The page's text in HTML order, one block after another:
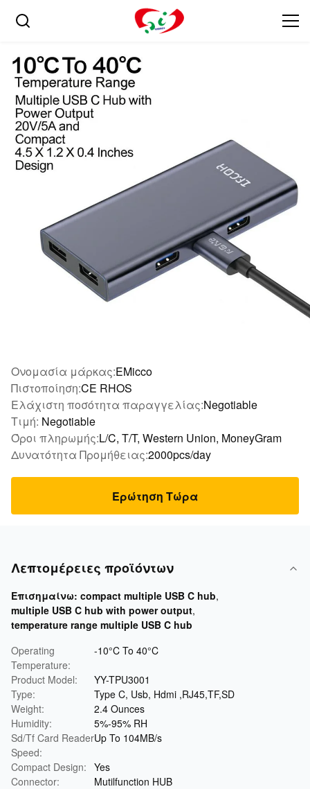
Ονομασία μάρκας:EMicco
Πιστοποίηση:CE RHOS
Ελάχιστη ποσότητα παραγγελίας:Negotiable
Τιμή: Negotiable
Όροι πληρωμής:L/C, T/T, Western Union, MoneyGram
Δυνατότητα Προμήθειας:2000pcs/day
Ερώτηση Τώρα
Λεπτομέρειες προϊόντων
Επισημαίνω: compact multiple USB C hub,
multiple USB C hub with power output,
temperature range multiple USB C hub
Operating
Temperature:
-10°C To 40°C
Product Model:
YY-TPU3001
Type:
Type C, Usb, Hdmi ,RJ45,TF,SD
Weight:
2.4 Ounces
Humidity:
5%-95% RH
Sd/Tf Card Reader
Speed:
Up To 104MB/s
Compact Design: Yes
Connector:
Mutilfunction HUB